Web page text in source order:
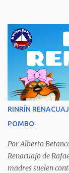
Borges es uno de
universal
fue negado por
y sabiendo que
obtenerlo, prefirió
RINRÍN
POMBO
Por Alberto
Renacuajo de
madres suelen